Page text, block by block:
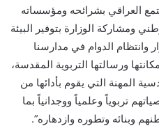
العراقي بشرائحه ومؤسساته
ومشاركة الوزارة بتوفير البيئة
وانتظام الدوام في مدارسنا
ورسالتها التربوية المقدسة،
المهنة التي يقوم بأدائها من
تربوياً وعلمياً ووجدانياً بما
وبنائه وتطوره وازدهاره”.